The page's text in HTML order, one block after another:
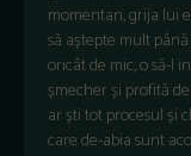
momentan, grija lui
să aștepte mult
oricât de mic, o să-l
șmecher și profită
ar ști tot procesul și
care de-abia sunt